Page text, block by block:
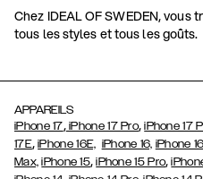
Chez IDEAL OF SWEDEN,
tous les styles et tous les goûts.
APPAREILS
iPhone 17,iPhone 17 Pro,iPhone 17
17E,iPhone 16E, iPhone 16, iPhone
Max, iPhone 15,iPhone 15 Pro,